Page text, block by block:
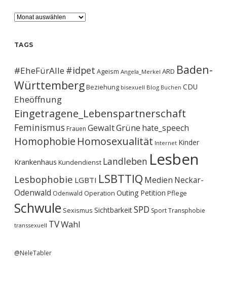
Archiv
TAGS
#EheFürAlle#idpet Ageism Angela_Merkel ARD Baden-
WürttembergBeziehung bisexuell Blog Buchen CDU
Eheöffnung
Eingetragene_Lebenspartnerschaft
Feminismus Frauen GewaltGrüne hate_speech
Homophobie Homosexualität Internet Kinder
Krankenhaus Kundendienst Landleben Lesben
Lesbophobie LGBTI LSBTTIQ Medien Neckar-
Odenwald Odenwald Operation Outing Petition Pflege
Schwule Sexismus SichtbarkeitSPD SportTransphobie
transsexuell TVWahl
@NeleTabler